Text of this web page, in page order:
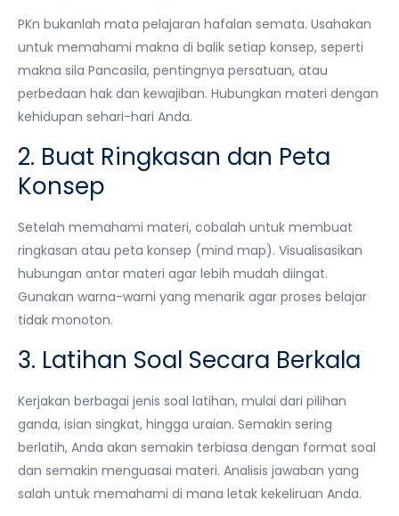
PKn bukanlah mata pelajaran hafalan semata. Usahakan
untuk memahami makna di balik setiap konsep, seperti
makna sila Pancasila, pentingnya persatuan, atau
perbedaan hak dan kewajiban. Hubungkan materi dengan
kehidupan sehari-hari Anda.
2. Buat Ringkasan dan Peta
Konsep
Setelah memahami materi, cobalah untuk membuat
ringkasan atau peta konsep (mind map). Visualisasikan
hubungan antar materi agar lebih mudah diingat.
Gunakan warna-warni yang menarik agar proses belajar
tidak monoton.
3. Latihan Soal Secara Berkala
Kerjakan berbagai jenis soal latihan, mulai dari pilihan
ganda, isian singkat, hingga uraian. Semakin sering
berlatih, Anda akan semakin terbiasa dengan format soal
dan semakin menguasai materi. Analisis jawaban yang
salah untuk memahami di mana letak kekeliruan Anda.